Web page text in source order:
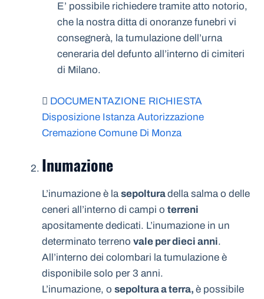
E’ possibile richiedere tramite atto notorio,
che la nostra ditta di onoranze funebri vi
consegnerà, la tumulazione dell’urna
ceneraria del defunto all’interno di cimiteri
di Milano.
DOCUMENTAZIONE RICHIESTA
Disposizione Istanza Autorizzazione
Cremazione Comune Di Monza
Inumazione
L’inumazione è lasepolturadella salma o delle
ceneri all’interno di campi o terreni
apositamente dedicati. L’inumazione in un
determinato terreno vale per dieci anni.
All’interno dei colombari la tumulazione è
disponibile solo per 3 anni.
L’inumazione, o sepoltura a terra, è possibile